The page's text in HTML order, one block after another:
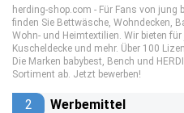
herding-shop.com - Für Fans von jung
finden Sie Bettwäsche, Wohndecken,
Wohn- und Heimtextilien. Wir bieten
Kuscheldecke und mehr. Über 100
Die Marken babybest, Bench und
Sortiment ab. Jetzt bewerben!
2 Werbemittel